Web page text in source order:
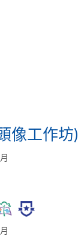
像工作坊)